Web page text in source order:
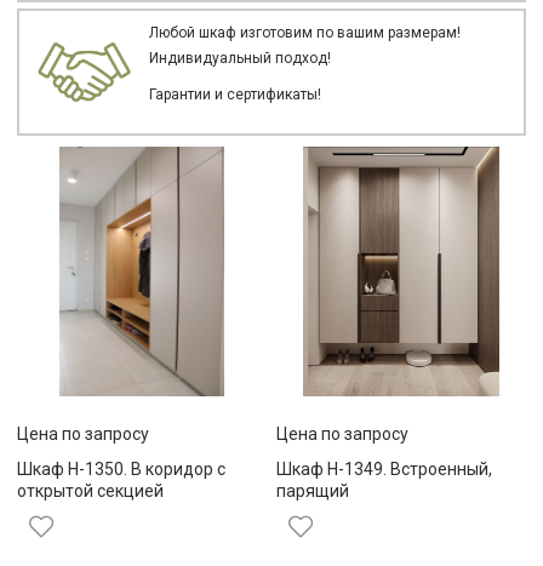
Любой шкаф изготовим по вашим размерам!
Индивидуальный подход!
Гарантии и сертификаты!
Цена по запросу
Шкаф Н-1350. В коридор с
открытой секцией
Цена по запросу
Шкаф Н-1349. Встроенный,
парящий